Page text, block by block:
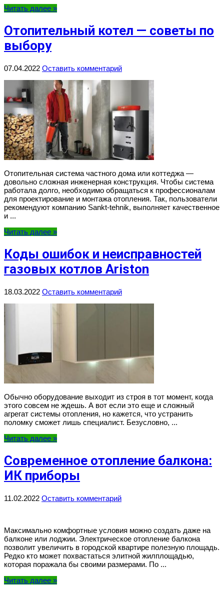
Читать далее »
Отопительный котел — советы по
выбору
07.04.2022 Оставить комментарий
Отопительная система частного дома или коттеджа —
довольно сложная инженерная конструкция. Чтобы система
работала долго, необходимо обращаться к профессионалам
для проектирование и монтажа отопления. Так, пользователи
рекомендуют компанию Sankt-tehnik, выполняет качественное
и ...
Читать далее »
Коды ошибок и неисправностей
газовых котлов Ariston
18.03.2022 Оставить комментарий
Обычно оборудование выходит из строя в тот момент, когда
этого совсем не ждешь. А вот если это еще и сложный
агрегат системы отопления, но кажется, что устранить
поломку сможет лишь специалист. Безусловно, ...
Читать далее »
Современное отопление балкона:
ИК приборы
11.02.2022 Оставить комментарий
Максимально комфортные условия можно создать даже на
балконе или лоджии. Электрическое отопление балкона
позволит увеличить в городской квартире полезную площадь.
Редко кто может похвастаться элитной жилплощадью,
которая поражала бы своими размерами. По ...
Читать далее »